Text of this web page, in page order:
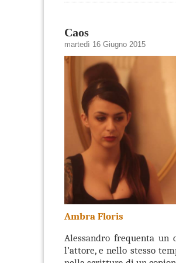
Caos
martedì 16 Giugno 2015
Ambra Floris
Alessandro frequenta un
l’attore, e nello stesso